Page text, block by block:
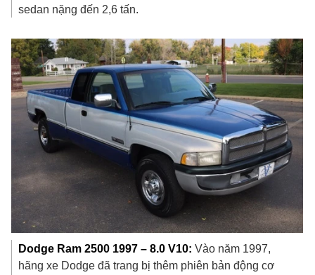
sedan nặng đến 2,6 tấn.
Dodge Ram 2500 1997 – 8.0 V10: Vào năm 1997,
hãng xe Dodge đã trang bị thêm phiên bản động cơ